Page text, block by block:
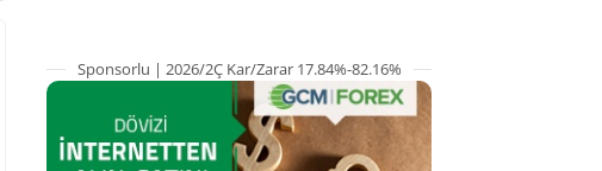
Sponsorlu | 2026/2Ç Kar/Zarar 17.84%-82.16%